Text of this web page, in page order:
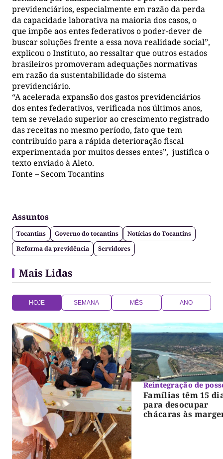
previdenciários, especialmente em razão da perda
da capacidade laborativa na maioria dos casos, o
que impõe aos entes federativos o poder-dever de
buscar soluções frente a essa nova realidade social”,
explicou o Instituto, ao ressaltar que outros estados
brasileiros promoveram adequações normativas
em razão da sustentabilidade do sistema
previdenciário.
“A acelerada expansão dos gastos previdenciários
dos entes federativos, verificada nos últimos anos,
tem se revelado superior ao crescimento registrado
das receitas no mesmo período, fato que tem
contribuído para a rápida deterioração fiscal
experimentada por muitos desses entes”, justifica o
texto enviado à Aleto.
Fonte – Secom Tocantins
Assuntos
Tocantins Governo do tocantins
Notícias do Tocantins
Reforma da previdência
Servidores
Mais Lidas
HOJE SEMANA MÊS ANO
Reintegração de
Famílias têm 15
para desocupar
chácaras às